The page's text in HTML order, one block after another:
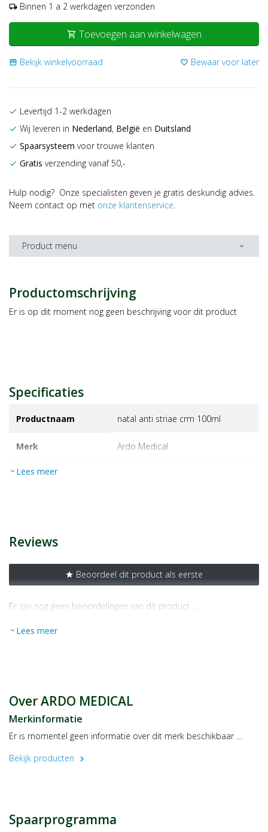
local_shipping Binnen 1 a 2 werkdagen verzonden
shopping_cart Toevoegen aan winkelwagen
storefront Bekijk winkelvoorraad favorite_border Bewaar voor later
check Levertijd 1-2 werkdagen
check Wij leveren in Nederland, België en Duitsland
check Spaarsysteem voor trouwe klanten
check Gratis verzending vanaf 50,-
Hulp nodig? Onze specialisten geven je gratis deskundig advies.
Neem contact op met onze klantenservice.
Product menu expand_more
Productomschrijving
Er is op dit moment nog geen beschrijving voor dit product
Specificaties
Productnaam natal anti striae crm 100ml
Merk ardo medical
EAN
expand_more Lees meer
Reviews
star Beoordeel dit product als eerste
Er zijn nog geen beoordelingen van dit product …
expand_more Lees meer
Over ARDO MEDICAL
Merkinformatie
Er is momentel geen informatie over dit merk beschikbaar …
Bekijk producten
chevron_right
Spaarprogramma